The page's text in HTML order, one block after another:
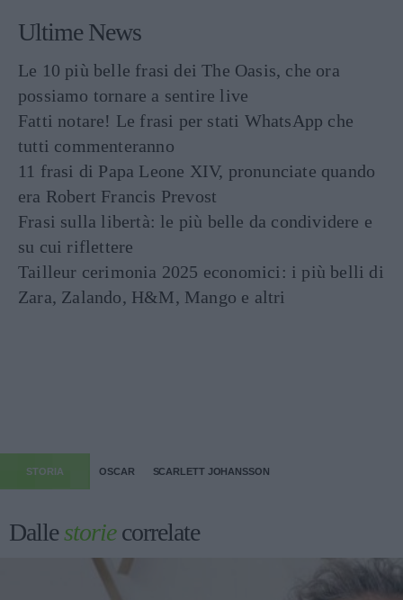
Ultime News
Le 10 più belle frasi dei The Oasis, che ora
possiamo tornare a sentire live
Fatti notare! Le frasi per stati WhatsApp che
tutti commenteranno
11 frasi di Papa Leone XIV, pronunciate quando
era Robert Francis Prevost
Frasi sulla libertà: le più belle da condividere e
su cui riflettere
Tailleur cerimonia 2025 economici: i più belli di
Zara, Zalando, H&M, Mango e altri
STORIA OSCAR SCARLETT JOHANSSON
Dallestoriecorrelate